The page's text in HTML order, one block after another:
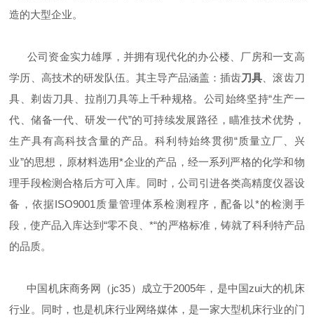
造的大型企业。
公司资金实力雄厚，并拥有现代化的办公楼、厂房和一支高
学历、高技术的研发队伍。其主导产品涵盖：插齿刀具 、滚齿刀
具、剃齿刀具、拉削刀具等上千种规格。公司始终坚持“生产一
代、储备一代、研发一代”的可持续发展路径，瞄准技术优势，
生产具有高科技含量的产品。科利特始终贯彻“质量立厂、兴
业”的思想，原材料选用*企业的产品，经一系列严格的化学和物
理手段检测合格后方可入库。同时，公司引进各类高精度仪器设
备，依据ISO9001质量管理体系检测程序，配备以*的检测手
段，使产品入库达到“零不良、*“的严格标准，铸就了科利特产品
的品质。
中国机床商务网（jc35）成立于2005年，是中国zui大的机床
行业。同时，也是机床行业网络媒体，是一家大型机床行业的门